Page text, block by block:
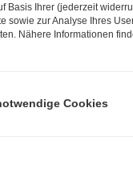
Basis Ihrer (jederzeit
sowie zur Analyse Ihres
Nähere Informationen
Cookies